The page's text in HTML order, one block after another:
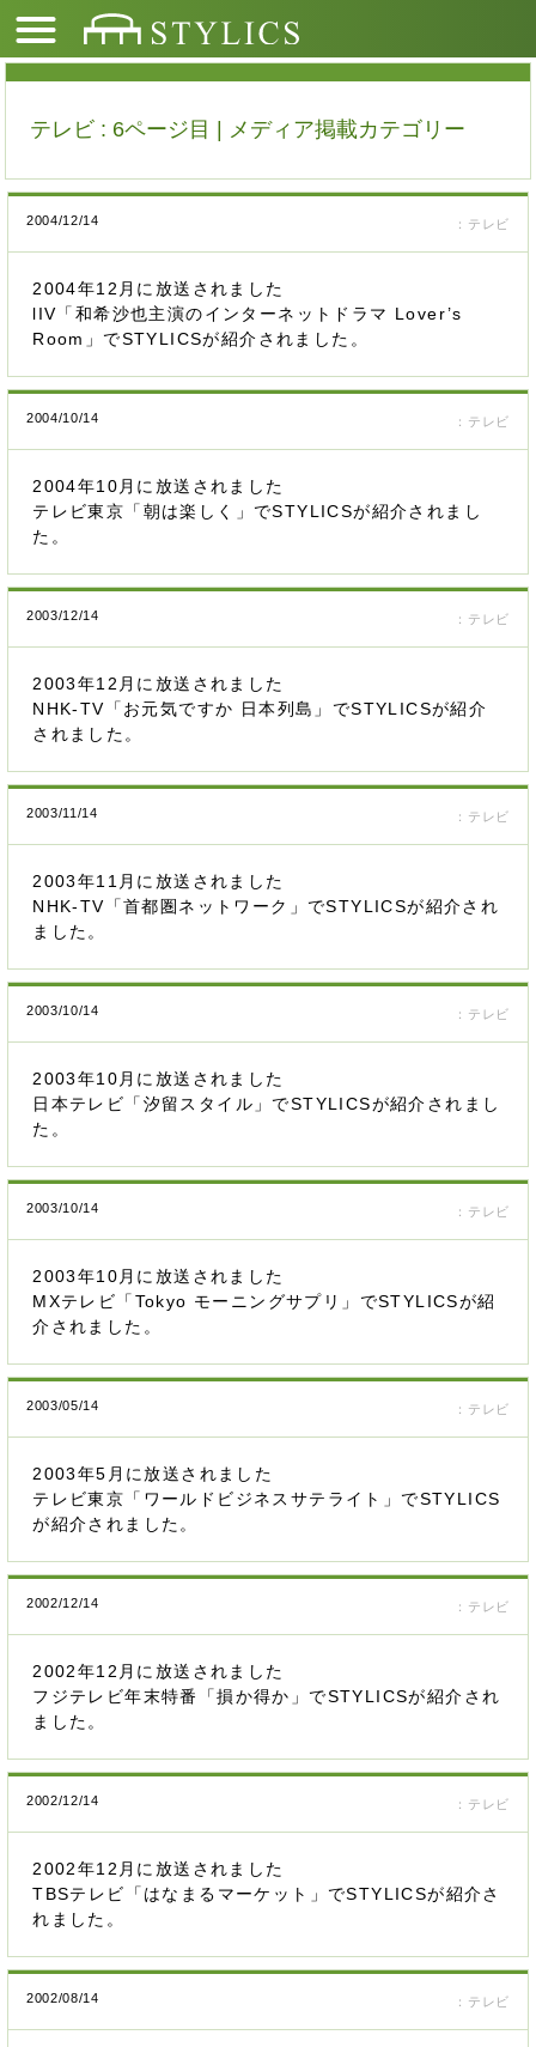
テレビ : 6ページ目 | メディア掲載カテゴリー
：テレビ
2004/12/14
2004年12月に放送されました
lIV「和希沙也主演のインターネットドラマ Lover’s
Room」でSTYLICSが紹介されました。
：テレビ
2004/10/14
2004年10月に放送されました
テレビ東京「朝は楽しく」でSTYLICSが紹介されまし
た。
：テレビ
2003/12/14
2003年12月に放送されました
NHK-TV「お元気ですか 日本列島」でSTYLICSが紹介
されました。
：テレビ
2003/11/14
2003年11月に放送されました
NHK-TV「首都圏ネットワーク」でSTYLICSが紹介され
ました。
：テレビ
2003/10/14
2003年10月に放送されました
日本テレビ「汐留スタイル」でSTYLICSが紹介されまし
た。
：テレビ
2003/10/14
2003年10月に放送されました
MXテレビ「Tokyo モーニングサプリ」でSTYLICSが紹
介されました。
：テレビ
2003/05/14
2003年5月に放送されました
テレビ東京「ワールドビジネスサテライト」でSTYLICS
が紹介されました。
：テレビ
2002/12/14
2002年12月に放送されました
フジテレビ年末特番「損か得か」でSTYLICSが紹介され
ました。
：テレビ
2002/12/14
2002年12月に放送されました
TBSテレビ「はなまるマーケット」でSTYLICSが紹介さ
れました。
：テレビ
2002/08/14